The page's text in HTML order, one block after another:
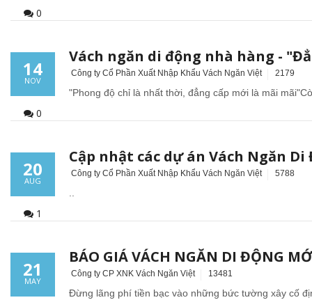
0
14
NOV
0
Vách ngăn di động nhà hàng -
Công ty Cổ Phần Xuất Nhập Khẩu Vách Ngăn Việt 2179
"Phong độ chỉ là nhất thời, đẳng cấp mới là mãi
20
AUG
1
Cập nhật các dự án Vách Ngăn Di
Công ty Cổ Phần Xuất Nhập Khẩu Vách Ngăn Việt 5788
..
21
MAY
BÁO GIÁ VÁCH NGĂN DI ĐỘNG
Công ty CP XNK Vách Ngăn Việt 13481
Đừng lãng phí tiền bạc vào những bức tường xây cố